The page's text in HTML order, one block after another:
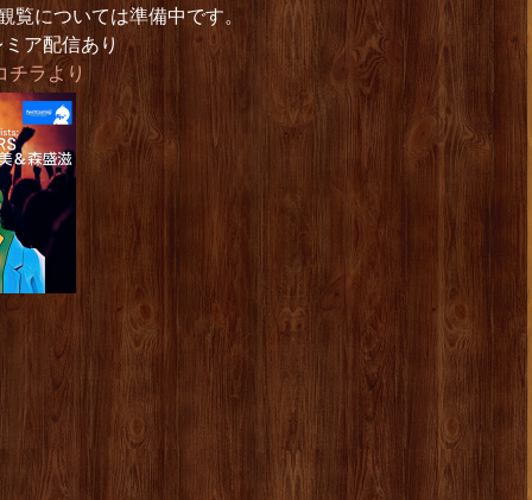
覧については準備中です。
ア配信あり
チラより